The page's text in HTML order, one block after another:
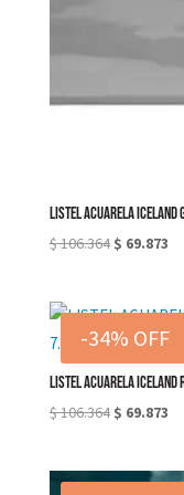
LISTEL ACUARELA
$106.364 El
era:
$ 106.364.
$ 69.873El
$
-34% OFF
LISTEL ACUARELA
$106.364 El
era:
$ 69.873El